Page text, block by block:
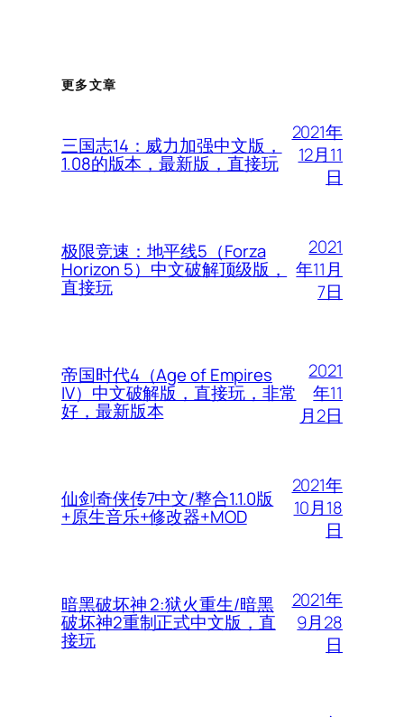
更多文章
三国志14：威力加强中文版，
1.08的版本，最新版，直接玩
2021年
12月11
日
极限竞速：地平线5（Forza
Horizon 5）中文破解顶级版，
直接玩
2021
年11月
7日
帝国时代4（Age of Empires
IV）中文破解版，直接玩，非常
好，最新版本
2021
年11
月2日
仙剑奇侠传7中文/整合1.1.0版
+原生音乐+修改器+MOD
2021年
10月18
日
暗黑破坏神 2:狱火重生/暗黑
破坏神2重制正式中文版，直
接玩
2021年
9月28
日